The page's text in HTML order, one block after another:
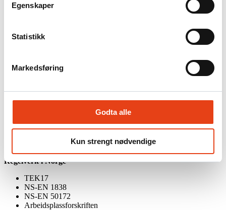
Egenskaper
Statistikk
Markedsføring
Godta alle
Kun strengt nødvendige
Sentralisert nødlysanlegg
Enkel overvåking og testing
Desentralisert nødlysanlegg
Fleksibel og kostnadseffektiv løsning
Egnet for mindre og mellomstore bygg
Ved bortfall av normal strømforsyning tennes nødlys automatisk og
Regelverk i Norge
TEK17
NS-EN 1838
NS-EN 50172
Arbeidsplassforskriften